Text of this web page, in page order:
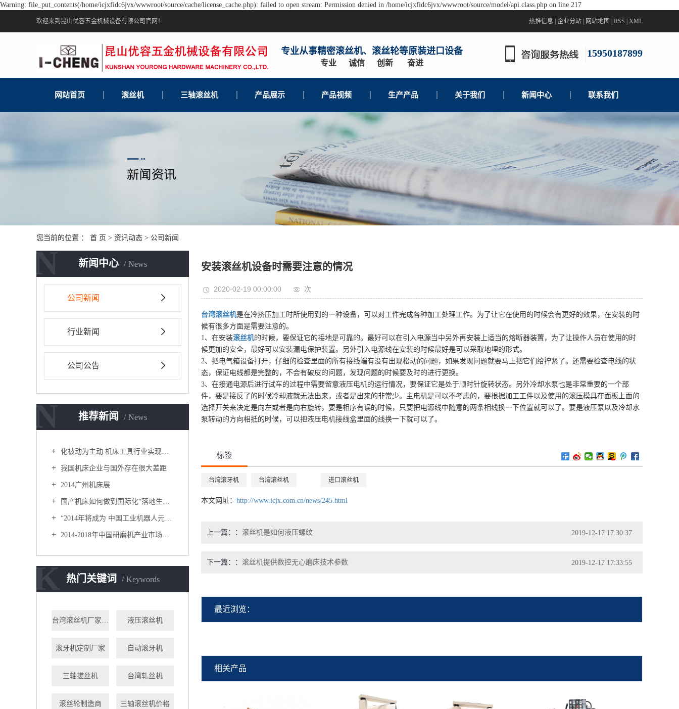
Warning: file_put_contents(/home/icjxfidc6jvx/wwwroot/source/cache/license_cache.php): failed to open stream: Permission denied in /home/icjxfidc6jvx/wwwroot/source/model/api.class.php on line 217
欢迎来到昆山优容五金机械设备有限公司官网！ 热推信息 企业分站 网站地图 RSS XML
专业从事精密滚丝机、滚丝轮等原装进口设备
专业 诚信 创新 奋进
15950187899
网站首页 滚丝机 三轴滚丝机 产品展示 产品视频 生产产品 关于我们 新闻中心 联系我们
您当前的位置 ： 首 页 > 资讯动态 > 公司新闻
新闻中心 News
N
公司新闻
行业新闻
公司公告
推荐新闻 News
N
化被动为主动 机床工具行业实现新突破
我国机床企业与国外存在很大差距
2014广州机床展
国产机床如何做到国际化“落地生根”？
“2014年将成为 中国工业机器人元年”
2014-2018年中国研磨机产业市场供需分析及投资潜力研究咨询报告
热门关键词 Keywords
K
台湾滚丝机厂家直销 液压滚丝机
滚牙机定制厂家 自动滚牙机
三轴搓丝机 台湾轧丝机
滚丝轮制造商 三轴滚丝机价格
安装滚丝机设备时需要注意的情况
2020-02-19 00:00:00 次
台湾滚丝机是在冷挤压加工时所使用到的一种设备，可以对工件完成各种加工处理工作。为了让它在使用的时候会有更好的效果，在安装的时
候有很多方面是需要注意的。
1、在安装滚丝机的时候，要保证它的接地是可靠的。最好可以在引入电源当中另外再安装上适当的熔断器装置，为了让操作人员在使用的时
候更加的安全，最好可以安装漏电保护装置。另外引入电源线在安装的时候最好是可以采取地埋的形式。
2、把电气箱设备打开，仔细的检查里面的所有接线端有没有出现松动的问题，如果发现问题就要马上把它们给拧紧了。还需要检查电线的状
态，保证电线都是完整的，不会有破皮的问题，发现问题的时候要及时的进行更换。
3、在接通电源后进行试车的过程中需要留意液压电机的运行情况，要保证它是处于顺时针旋转状态。另外冷却水泵也是非常重要的一个部
件，要是接反了的时候冷却液就无法出来，或者是出来的非常少。主电机是可以不考虑的，要根据加工工件以及使用的滚压模具在面板上面的
选择开关来决定是向左或者是向右旋转，要是相序有误的时候，只要把电源线中随意的两条相线换一下位置就可以了。要是液压泵以及冷却水
泵转动的方向相抵的时候，可以把液压电机接线盒里面的线换一下就可以了。
标签
台湾滚牙机 台湾滚丝机 进口滚丝机
本文网址： http://www.icjx.com.cn/news/245.html
上一篇： 滚丝机是如何液压螺纹 2019-12-17 17:30:37
下一篇： 滚丝机提供数控无心磨床技术参数 2019-12-17 17:33:55
最近浏览：
相关产品